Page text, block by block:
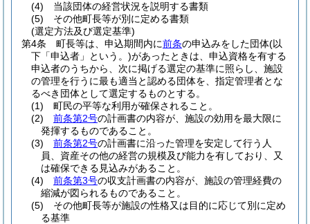
(4)
当該団体の経営状況を説明する書類
(5)
その他町長等が別に定める書類
(選定方法及び選定基準)
第4条
町長等は、申込期間内に前条の申込みをした団体(以
下「申込者」という。)があったときは、申込資格を有する
申込者のうちから、次に掲げる選定の基準に照らし、施設
の管理を行うに最も適当と認める団体を、指定管理者とな
るべき団体として選定するものとする。
(1)
町民の平等な利用が確保されること。
(2)
前条第2号の計画書の内容が、施設の効用を最大限に
発揮するものであること。
(3)
前条第2号の計画書に沿った管理を安定して行う人
員、資産その他の経営の規模及び能力を有しており、又
は確保できる見込みがあること。
(4)
前条第3号の収支計画書の内容が、施設の管理経費の
縮減が図られるものであること。
(5)
その他町長等が施設の性格又は目的に応じて別に定め
る基準